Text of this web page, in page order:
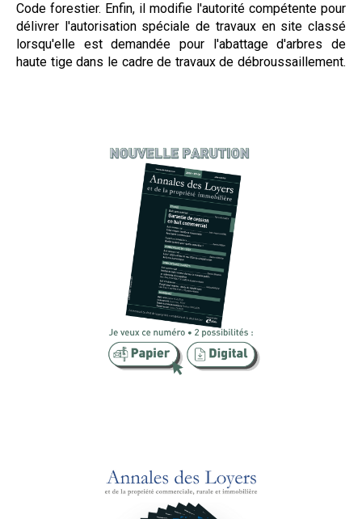
Code forestier. Enfin, il modifie l'autorité compétente pour
délivrer l'autorisation spéciale de travaux en site classé
lorsqu'elle est demandée pour l'abattage d'arbres de
haute tige dans le cadre de travaux de débroussaillement.